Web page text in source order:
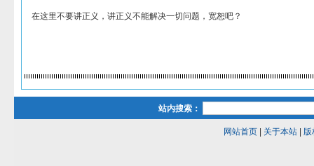
在这里不要讲正义，讲正义不能解决一切问题，宽恕吧？
站内搜索：
网站首页| 关于本站| 版